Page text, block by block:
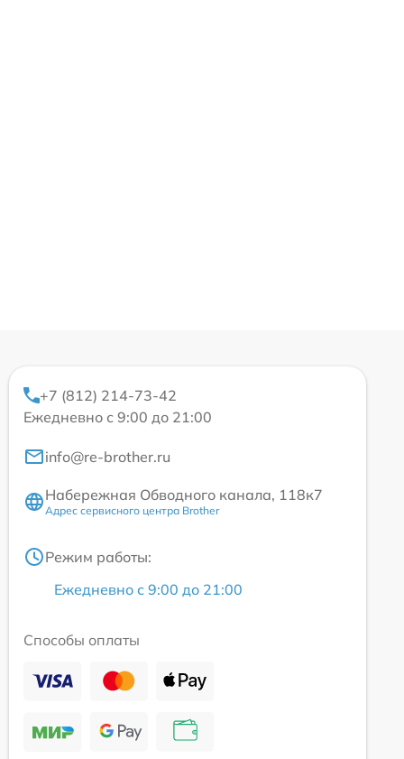
+7 (812) 214-73-42
Ежедневно с 9:00 до 21:00
info@re-brother.ru
Набережная Обводного канала, 118к7
Адрес сервисного центра Brother
Режим работы:
Ежедневно с 9:00 до 21:00
Способы оплаты